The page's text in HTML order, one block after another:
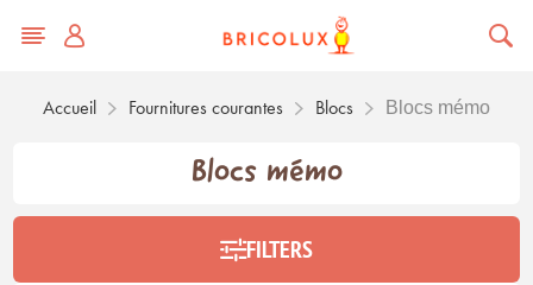
Accueil Fournitures courantes Blocs Blocs mémo
Blocs mémo
FILTERS